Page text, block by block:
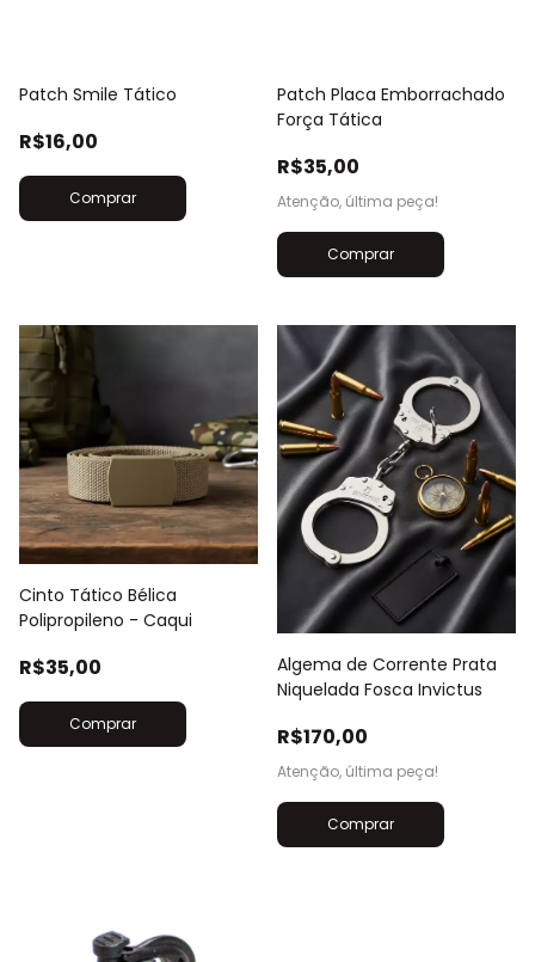
Patch Smile Tático
R$16,00
Patch Placa Emborrachado
Força Tática
R$35,00
Atenção, última peça!
Cinto Tático Bélica
Polipropileno - Caqui
R$35,00
Algema de Corrente Prata
Niquelada Fosca Invictus
R$170,00
Atenção, última peça!